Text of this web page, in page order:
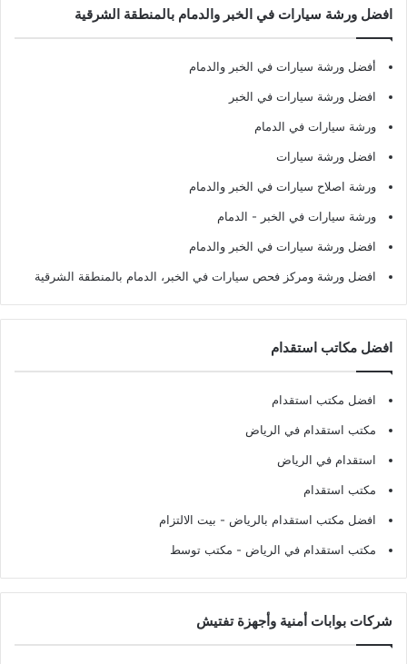
افضل ورشة سيارات في الخبر والدمام بالمنطقة الشرقية
أفضل ورشة سيارات في الخبر والدمام
افضل ورشة سيارات في الخبر
ورشة سيارات في الدمام
افضل ورشة سيارات
ورشة اصلاح سيارات في الخبر والدمام
ورشة سيارات في الخبر - الدمام
افضل ورشة سيارات في الخبر والدمام
افضل ورشة ومركز فحص سيارات في الخبر، الدمام بالمنطقة الشرقية
افضل مكاتب استقدام
افضل مكتب استقدام
مكتب استقدام في الرياض
استقدام في الرياض
مكتب استقدام
افضل مكتب استقدام بالرياض - بيت الالتزام
مكتب استقدام في الرياض - مكتب توسط
شركات بوابات أمنية وأجهزة تفتيش